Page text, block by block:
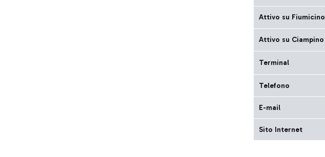
Attivo su Fiumicino
Attivo su Ciampino
Terminal
Telefono
E-mail
Sito Internet